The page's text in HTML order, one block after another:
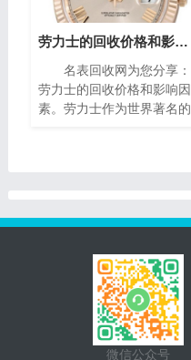
南，帮助您获取最高回收
价。
劳力士的回收价格和影响因素(影响劳力士回收价格的因素)
名表回收网为您分享：
劳力士的回收价格和影响因
素。劳力士作为世界著名的
微信公众号